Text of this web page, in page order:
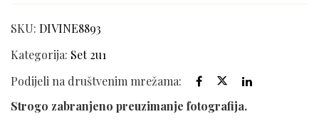
SKU: DIVINE8893
Kategorija: Set 2u1
Podijeli na društvenim mrežama:
Strogo zabranjeno preuzimanje fotografija.